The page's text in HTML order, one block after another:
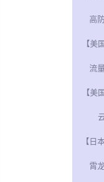
高
【美
流
【美
【日
霄